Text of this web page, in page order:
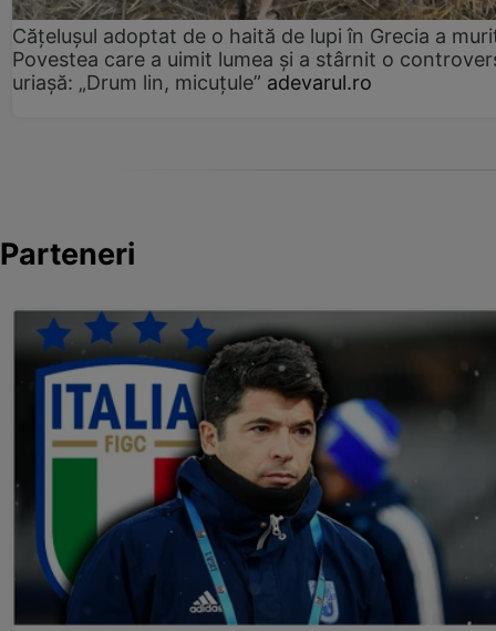
Cățelușul adoptat de o haită de lupi în Grecia a
Povestea care a uimit lumea și a stârnit o
uriașă: „Drum lin, micuțule” adevarul.ro
Parteneri